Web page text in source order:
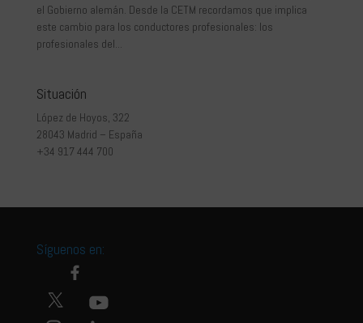
el Gobierno alemán. Desde la CETM recordamos que implica
este cambio para los conductores profesionales: los
profesionales del...
Situación
López de Hoyos, 322
28043 Madrid – España
+34 917 444 700
Síguenos en: